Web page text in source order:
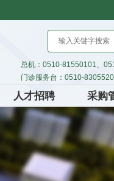
总机：0510-81550101、
门诊服务台：0510-
人才招聘 采购